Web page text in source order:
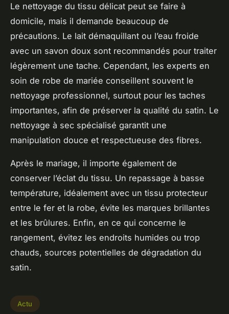
Le nettoyage du tissu délicat peut se faire à
domicile, mais il demande beaucoup de
précautions. Le lait démaquillant ou l’eau froide
avec un savon doux sont recommandés pour traiter
légèrement une tache. Cependant, les experts en
soin de robe de mariée conseillent souvent le
nettoyage professionnel, surtout pour les taches
importantes, afin de préserver la qualité du satin. Le
nettoyage à sec spécialisé garantit une
manipulation douce et respectueuse des fibres.
Après le mariage, il importe également de
conserver l’éclat du tissu. Un repassage à basse
température, idéalement avec un tissu protecteur
entre le fer et la robe, évite les marques brillantes
et les brûlures. Enfin, en ce qui concerne le
rangement, évitez les endroits humides ou trop
chauds, sources potentielles de dégradation du
satin.
Actu